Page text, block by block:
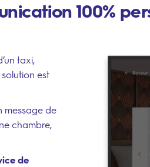
100%
taxi,
est
message de
chambre,
de